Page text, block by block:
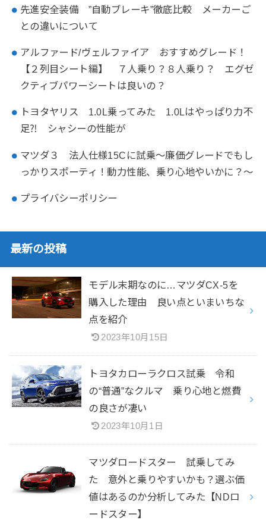
先進安全装備 ”自動ブレーキ”徹底比較 メーカーご
との違いについて
アルファード/ヴェルファイア おすすめグレード！
【２列目シート編】 ７人乗り？８人乗り？ エグゼ
クティブパワーシートは良いの？
トヨタヤリス 1.0L乗ってみた 1.0Lはやっぱり力不
足⁈ シャシーの性能が
マツダ３ 法人仕様15Cに試乗～廉価グレードでもし
っかりスポーティ！動力性能、乗り心地やいかに？～
プライバシーポリシー
最新の投稿
モデル末期なのに…マツダCX-5を
購入した理由 良い点といまいちな
点を紹介
2023年10月15日
トヨタカローラクロス試乗 令和
の“普通”なクルマ 乗り心地と燃費
の良さが凄い
2023年10月1日
マツダロードスター 試乗してみ
た 意外と乗りやすいかも？選ぶ価
値はあるのか分析してみた【NDロ
ードスター】